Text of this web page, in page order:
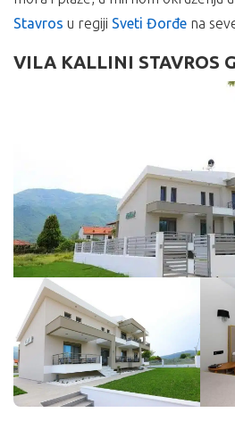
Stavros u regiji Sveti Đorđe na
VILA KALLINI STAVROS